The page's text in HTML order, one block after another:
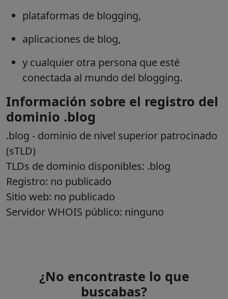
plataformas de blogging,
aplicaciones de blog,
y cualquier otra persona que esté
conectada al mundo del blogging.
Información sobre el registro del
dominio .blog
.blog - dominio de nivel superior patrocinado
(sTLD)
TLDs de dominio disponibles: .blog
Registro: no publicado
Sitio web: no publicado
Servidor WHOIS público: ninguno
¿No encontraste lo que
buscabas?